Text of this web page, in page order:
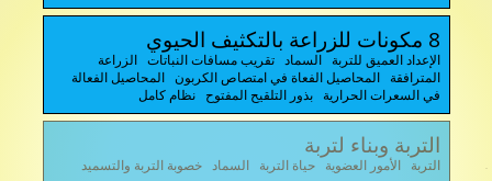
8 مكونات للزراعة بالتكثيف الحيوي
الإعداد العميق للتربة السماد تقريب مسافات النباتات الزراعة
المترافقة المحاصيل الفعاة في امتصاص الكربون المحاصيل الفعالة
في السعرات الحرارية بذور التلقيح المفتوح نظام كامل
التربة وبناء لتربة
التربة الأمور العضوية حياة التربة السماد خصوبة التربة والتسميد